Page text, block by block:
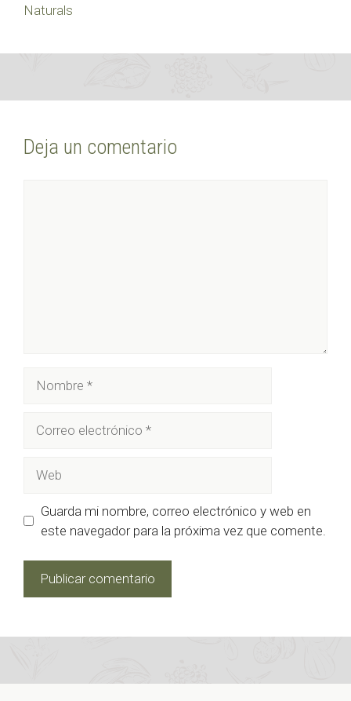
Naturals
Deja un comentario
electrónico
Guarda mi nombre, correo electrónico y web en
este navegador para la próxima vez que comente.